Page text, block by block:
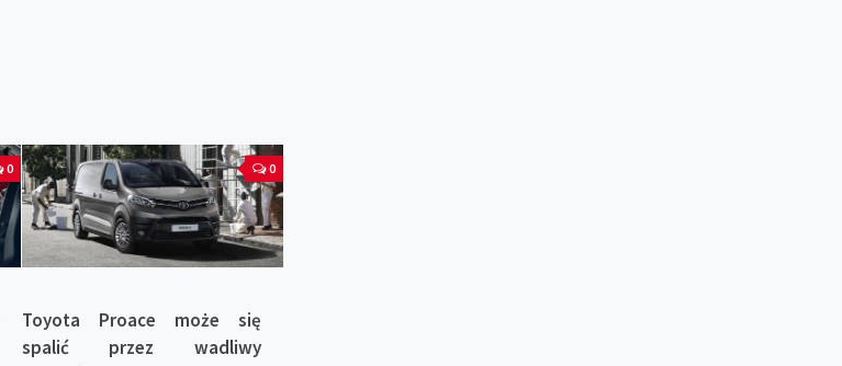
0 0
Toyota Proace może się
spalić przez wadliwy